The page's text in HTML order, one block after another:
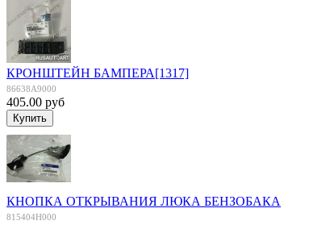
КРОНШТЕЙН БАМПЕРА[1317]
86638A9000
405.00 руб
КНОПКА ОТКРЫВАНИЯ ЛЮКА БЕНЗОБАКА
815404H000